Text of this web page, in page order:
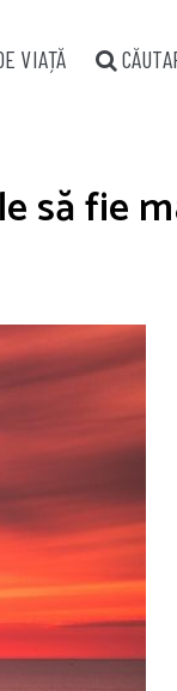
VIAȚĂ
să fie